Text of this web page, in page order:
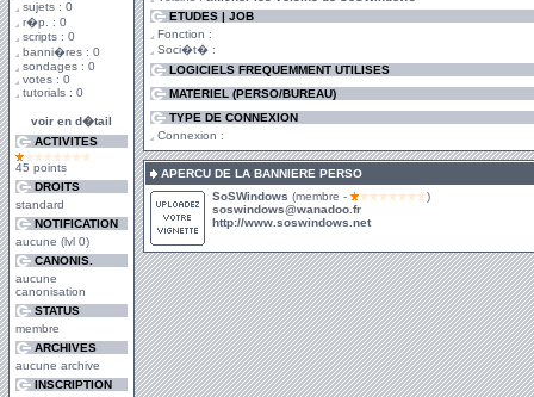
sujets : 0
r�p. : 0
scripts : 0
banni�res : 0
sondages : 0
votes : 0
tutorials : 0
voir en d�tail
ACTIVITES
45 points
DROITS
standard
NOTIFICATION
aucune (lvl 0)
CANONIS.
aucune
canonisation
STATUS
membre
ARCHIVES
aucune archive
INSCRIPTION
ETUDES | JOB
Fonction :
Soci�t� :
LOGICIELS FREQUEMMENT UTILISES
MATERIEL (PERSO/BUREAU)
TYPE DE CONNEXION
Connexion :
APERCU DE LA BANNIERE PERSO
SoSWindows (membre -
)
soswindows@wanadoo.fr
http://www.soswindows.net